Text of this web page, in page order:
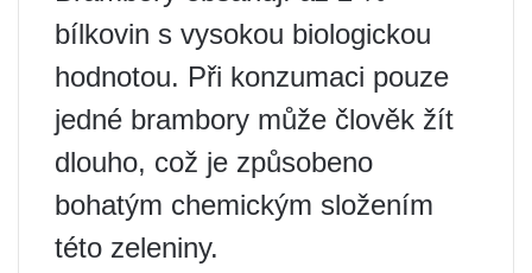
bílkovin s vysokou biologickou
hodnotou. Při konzumaci pouze
jedné brambory může člověk žít
dlouho, což je způsobeno
bohatým chemickým složením
této zeleniny.